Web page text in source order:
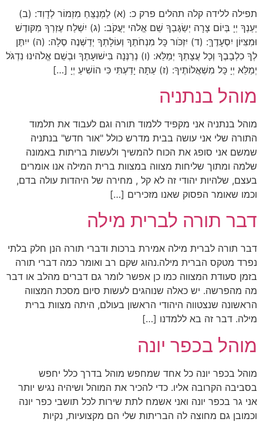
תפילה ללידה קלה תהלים פרק כ: (א) לַמְנַצֵּחַ מִזְמוֹר לְדָוִד: (ב)
יַעַנְךָ יְיָ בְּיוֹם צָרָה יְשַׂגֶּבְךָ שֵׁם אֱלהי יַעֲקֹב: (ג) יִשְׁלַח עֶזְרְךָ מִקּודֶשׁ
וּמִצִּיּוֹן יִסְעָדֶךָּ: (ד) יִזְכֹּור כָּל מִנְחֹתֶךָ וְעוֹלָתְךָ יְדַשְּׁנֶה סֶלָה: (ה) ייִתֶּן
לְךָ כִלְבָבֶךָ וְכָל עֲצָתְךָ יְמַלֵּא: (ו) נְרַנְּנָה בִּישׁוּעָתֶךָ וּבְשֵׁם אֱלֹהינוּ נִדְגֹּל
יְמַלֵּא יְיָ כָּל מִשְׁאֲלוֹתֶיךָ: (ז) עַתָּה יָדַעְתִּי כִּי הוֹשִׁיעַ יְיָ […]
מוהל בנתניה
מוהל בנתניה אני מקפיד ללמוד תורה וגם לעבוד את תלמוד
התורה שלי אני עושה בבית מדרש כולל "אור חדש" בנתניה
שמשם אני סופג את הכוח להמשיך ולעשות בריתות באמונה
שלמה ומתוך שליחות מצווה במצוות ברית המילה אנו אומרים
בעצם, שלהיות יהודי זה לא קל , מחירה של היהדות עולה בדם,
וכמו שאומר הפסוק שאנו מזכירים […]
דבר תורה לברית מילה
דבר תורה לברית מילה אמירת ברכות ודברי תורה הנן חלק בלתי
נפרד מטקס הברית מילה.נהוג שקם רב ואומר כמה דברי תורה
בזמן סעודת המצווה כמו כן אפשר לומר גם דברים מהלב או דבר
מה מהפרשה. יש כאלה שנוהגים לעשות סיום מסכת המצווה
הראשונה שנצטווה היהודי הראשון בעולם, היתה מצוות ברית
מילה. דבר זה בא ללמדנו […]
מוהל בכפר יונה
מוהל בכפר יונה כל אחד שמחפש מוהל בדרך כלל יחפש
בסביבה הקרובה אליו. כדי להכיר את המוהל ושיהיה נגיש יותר
אני גר בכפר יונה ואני אשמח לתת שירות לכל תושבי כפר יונה
וכמובן גם מחוצה לה הבריתות שלי הם מקצועיות, נקיות